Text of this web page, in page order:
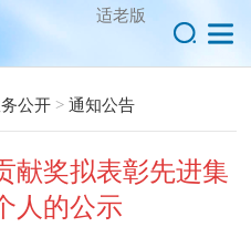
适老版
公开 > 通知公告
献奖拟表彰先进集
人的公示